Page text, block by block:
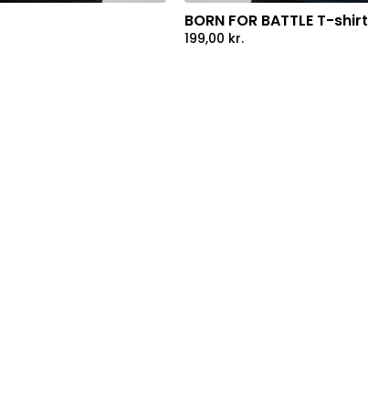
BORN FOR BATTLE T-shirt
199,00 kr.